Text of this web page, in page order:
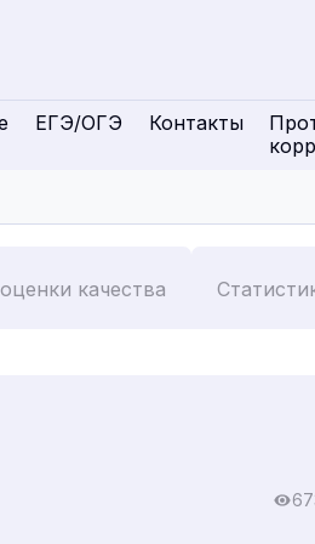
ЕГЭ/ОГЭ Контакты
качества